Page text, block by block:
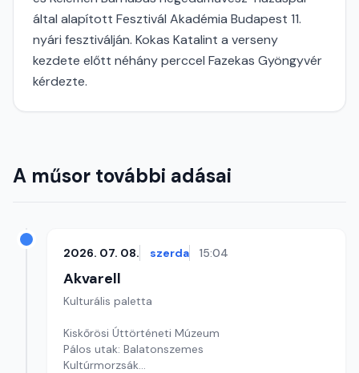
által alapított Fesztivál Akadémia Budapest 11.
nyári fesztiválján. Kokas Katalint a verseny
kezdete előtt néhány perccel Fazekas Gyöngyvér
kérdezte.
A műsor további adásai
2026. 07. 08. szerda 15:04
Akvarell
Kulturális paletta
Kiskőrösi Úttörténeti Múzeum
Pálos utak: Balatonszemes
Kultúrmorzsák